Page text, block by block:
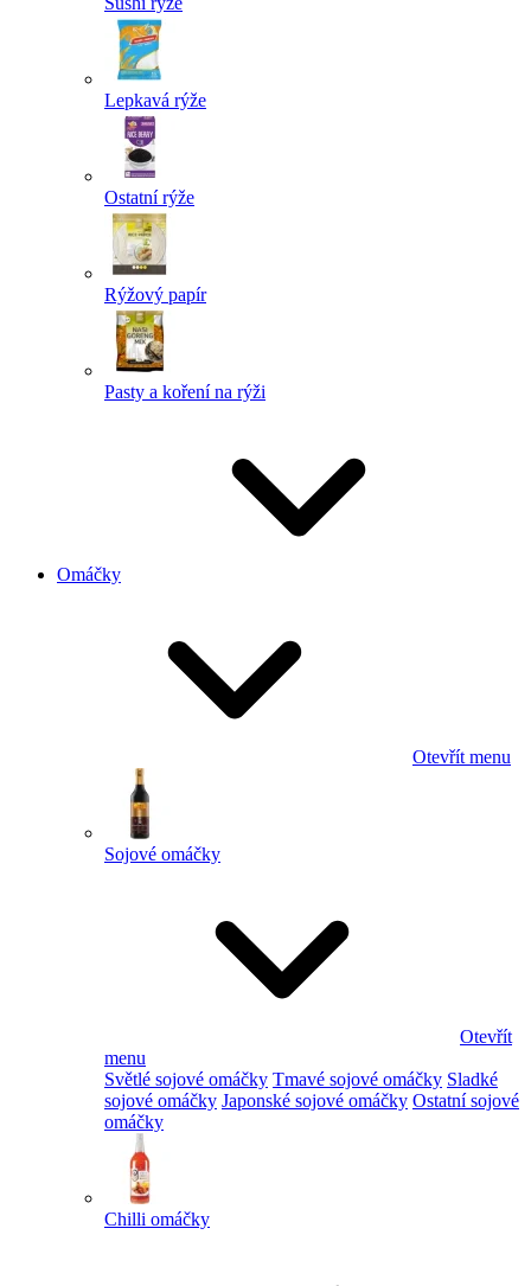
Lepkavá rýže
Ostatní rýže
Rýžový papír
Pasty a koření na rýži
Omáčky
Otevřít menu
Sojové omáčky
Otevřít
menu
Světlé sojové omáčky Tmavé sojové omáčky Sladké
sojové omáčky Japonské sojové omáčky Ostatní sojové
omáčky
Chilli omáčky